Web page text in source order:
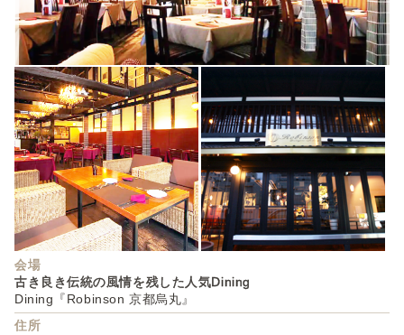
会場
古き良き伝統の風情を残した人気Dining
Dining『Robinson 京都烏丸』
住所